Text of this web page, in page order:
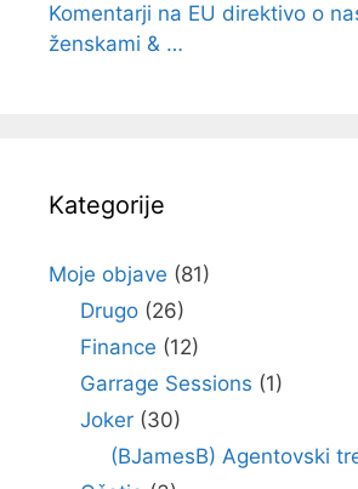
Komentarji na EU direktivo o
ženskami & …
Kategorije
Moje objave (81)
Drugo(26)
Finance (12)
Garrage Sessions (1)
Joker(30)
(BJamesB) Agentovski